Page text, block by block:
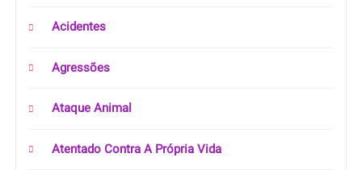
Acidentes
Agressões
Ataque Animal
Atentado Contra A Própria Vida